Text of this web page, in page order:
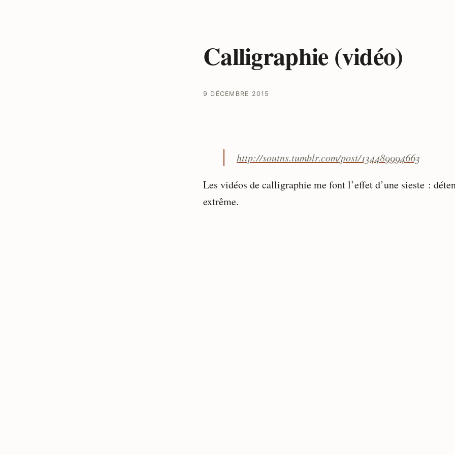
Calligraphie (vidéo)
9 DÉCEMBRE 2015
http://soutns.tumblr.com/post/134489994663
Les vidéos de calligraphie me font l’effet d’une sieste :
extrême.